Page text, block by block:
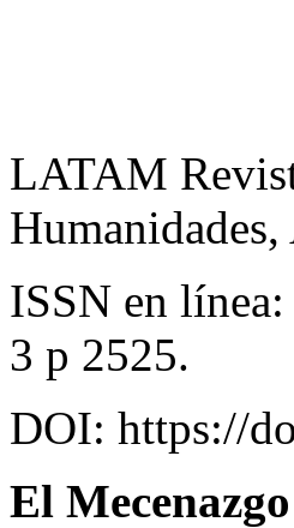
LATAM
ISSN en
3 p 2525.
DOI: https://
El